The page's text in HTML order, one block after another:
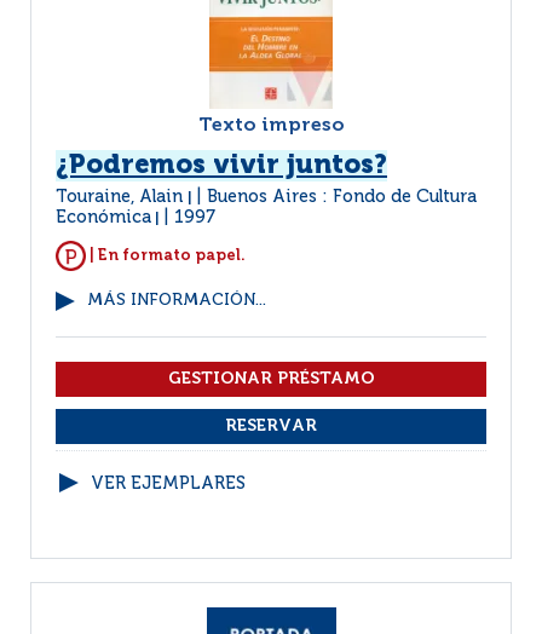
Texto impreso
¿Podremos vivir juntos?
Touraine, Alain
Buenos Aires : Fondo de Cultura
Económica
1997
| En formato papel.
MÁS INFORMACIÓN...
VER EJEMPLARES